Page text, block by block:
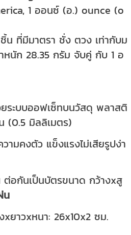
1 ออนซ์ (อ.) ounce (o
ที่มีมาตรา ชั่ง ตวง เท่ากับม
หนัก 28.35 กรัม จับคู่ กับ 1 อ
ระบบออฟเซ็ทบนวัสดุ พลาสติ
(0.5 มิลลิเมตร)
มคงตัว แข็งแรงไม่เสียรูปง่า
อกันเป็นบัตรขนาด กว้างxสู
น
ยาวxหนา: 26x10x2 ซม.